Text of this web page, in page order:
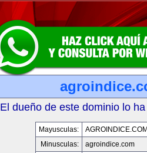
El dueño de este dominio lo
Mayusculas:
Minusculas:
agroindice.com